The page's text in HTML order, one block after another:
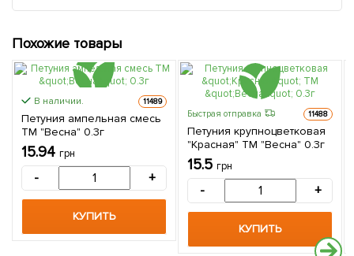
Похожие товары
В наличии. 11489
Петуния ампельная смесь
ТМ "Весна" 0.3г
15.94 грн
- +
КУПИТЬ
Быстрая отправка 11488
Петуния крупноцветковая
"Красная" ТМ "Весна" 0.3г
15.5 грн
- +
КУПИТЬ